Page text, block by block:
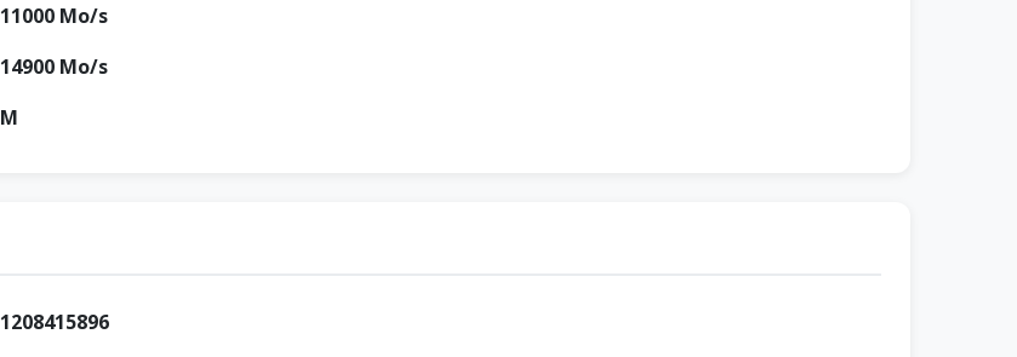
11000 Mo/s
14900 Mo/s
M
1208415896